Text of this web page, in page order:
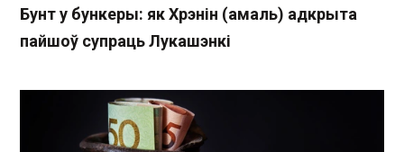
Бунт у бункеры: як Хрэнін (амаль) адкрыта
пайшоў супраць Лукашэнкі